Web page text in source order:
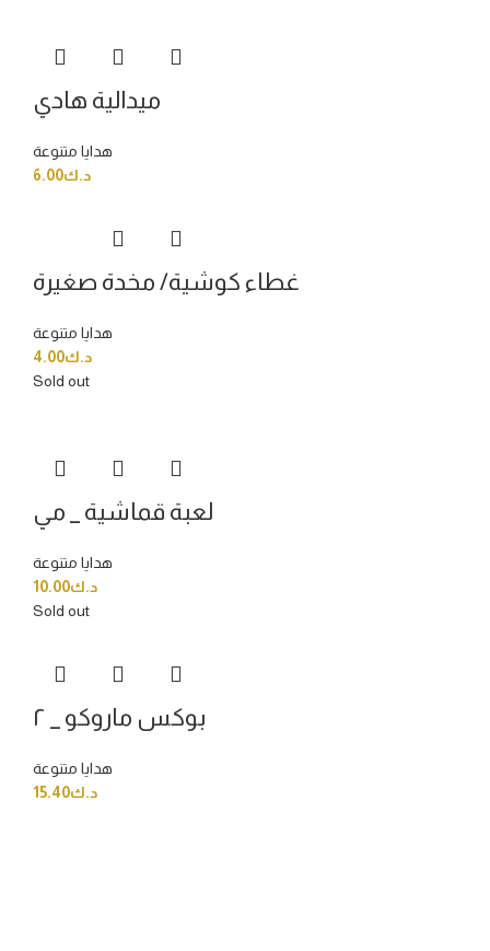
ميدالية هادي
هدايا متنوعة
د.ك6.00
غطاء كوشية/ مخدة صغيرة
هدايا متنوعة
د.ك4.00
Sold out
لعبة قماشية _ مي
هدايا متنوعة
د.ك10.00
Sold out
بوكس ماروكو _ ٢
هدايا متنوعة
د.ك15.40